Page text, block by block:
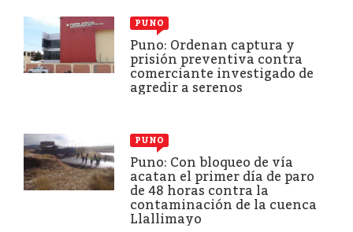
PUNO
Puno: Ordenan captura y
prisión preventiva contra
comerciante investigado de
agredir a serenos
PUNO
Puno: Con bloqueo de vía
acatan el primer día de paro
de 48 horas contra la
contaminación de la cuenca
Llallimayo